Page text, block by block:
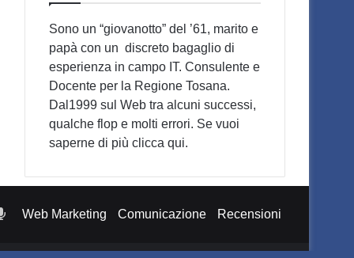
Sono un “giovanotto” del ’61, marito e
papà con un discreto bagaglio di
esperienza in campo IT. Consulente e
Docente per la Regione Tosana.
Dal1999 sul Web tra alcuni successi,
qualche flop e molti errori. Se vuoi
saperne di più clicca qui.
Web Marketing Comunicazione Recensioni
Podcast
di